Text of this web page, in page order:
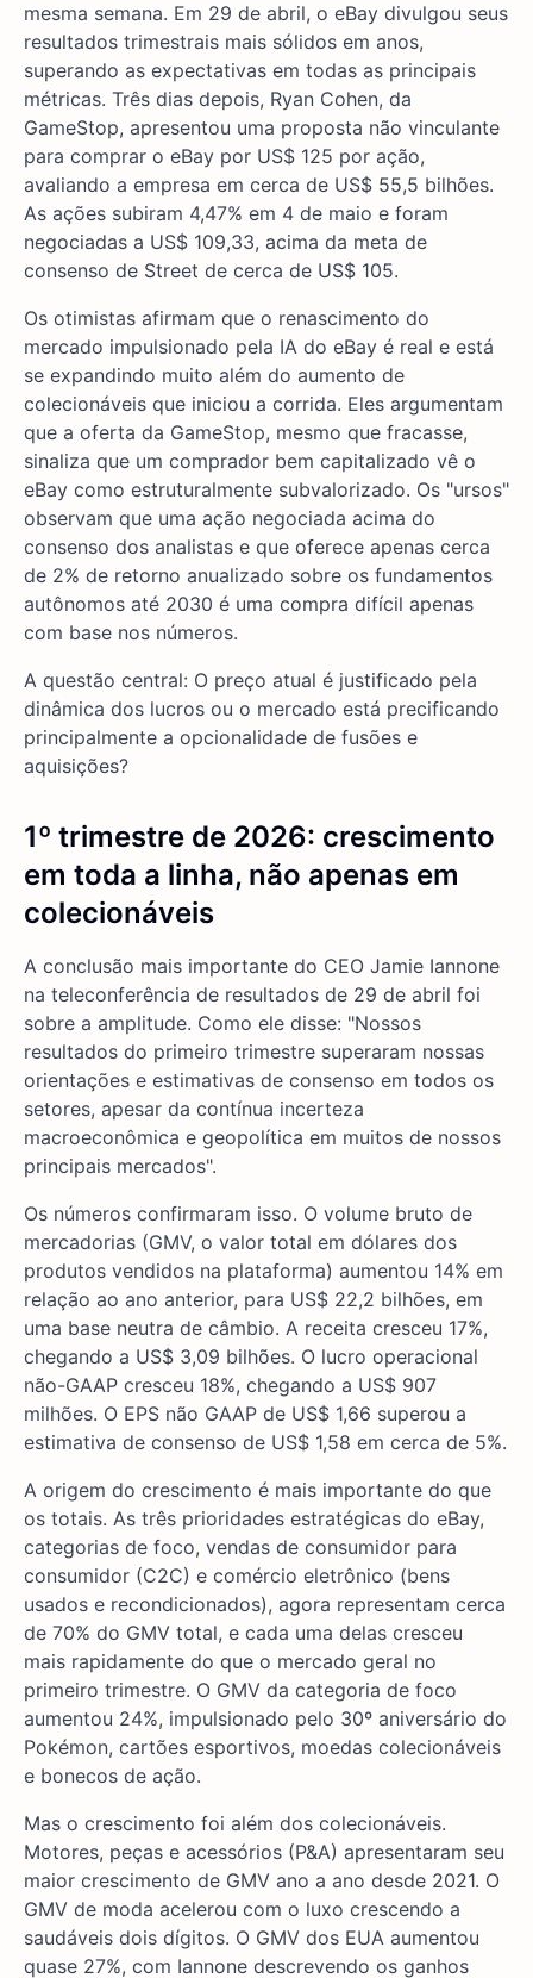
mesma semana. Em 29 de abril, o eBay divulgou seus
resultados trimestrais mais sólidos em anos,
superando as expectativas em todas as principais
métricas. Três dias depois, Ryan Cohen, da
GameStop, apresentou uma proposta não vinculante
para comprar o eBay por US$ 125 por ação,
avaliando a empresa em cerca de US$ 55,5 bilhões.
As ações subiram 4,47% em 4 de maio e foram
negociadas a US$ 109,33, acima da meta de
consenso de Street de cerca de US$ 105.
Os otimistas afirmam que o renascimento do
mercado impulsionado pela IA do eBay é real e está
se expandindo muito além do aumento de
colecionáveis que iniciou a corrida. Eles argumentam
que a oferta da GameStop, mesmo que fracasse,
sinaliza que um comprador bem capitalizado vê o
eBay como estruturalmente subvalorizado. Os "ursos"
observam que uma ação negociada acima do
consenso dos analistas e que oferece apenas cerca
de 2% de retorno anualizado sobre os fundamentos
autônomos até 2030 é uma compra difícil apenas
com base nos números.
A questão central: O preço atual é justificado pela
dinâmica dos lucros ou o mercado está precificando
principalmente a opcionalidade de fusões e
aquisições?
1º trimestre de 2026: crescimento
em toda a linha, não apenas em
colecionáveis
A conclusão mais importante do CEO Jamie Iannone
na teleconferência de resultados de 29 de abril foi
sobre a amplitude. Como ele disse: "Nossos
resultados do primeiro trimestre superaram nossas
orientações e estimativas de consenso em todos os
setores, apesar da contínua incerteza
macroeconômica e geopolítica em muitos de nossos
principais mercados".
Os números confirmaram isso. O volume bruto de
mercadorias (GMV, o valor total em dólares dos
produtos vendidos na plataforma) aumentou 14% em
relação ao ano anterior, para US$ 22,2 bilhões, em
uma base neutra de câmbio. A receita cresceu 17%,
chegando a US$ 3,09 bilhões. O lucro operacional
não-GAAP cresceu 18%, chegando a US$ 907
milhões. O EPS não GAAP de US$ 1,66 superou a
estimativa de consenso de US$ 1,58 em cerca de 5%.
A origem do crescimento é mais importante do que
os totais. As três prioridades estratégicas do eBay,
categorias de foco, vendas de consumidor para
consumidor (C2C) e comércio eletrônico (bens
usados e recondicionados), agora representam cerca
de 70% do GMV total, e cada uma delas cresceu
mais rapidamente do que o mercado geral no
primeiro trimestre. O GMV da categoria de foco
aumentou 24%, impulsionado pelo 30º aniversário do
Pokémon, cartões esportivos, moedas colecionáveis
e bonecos de ação.
Mas o crescimento foi além dos colecionáveis.
Motores, peças e acessórios (P&A) apresentaram seu
maior crescimento de GMV ano a ano desde 2021. O
GMV de moda acelerou com o luxo crescendo a
saudáveis dois dígitos. O GMV dos EUA aumentou
quase 27%, com Iannone descrevendo os ganhos